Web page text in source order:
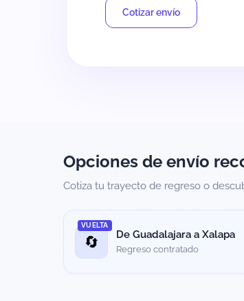
Cotizar envío
Opciones de envío
Cotiza tu trayecto de regreso o
🔄
VUELTA
De Guadalajara a Xalapa
Regreso contratado